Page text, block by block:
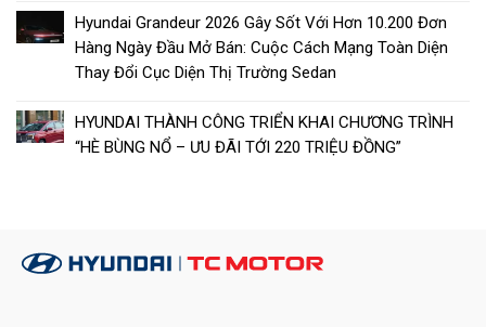
Hyundai Grandeur 2026 Gây Sốt Với Hơn 10.200 Đơn
Hàng Ngày Đầu Mở Bán: Cuộc Cách Mạng Toàn Diện
Thay Đổi Cục Diện Thị Trường Sedan
HYUNDAI THÀNH CÔNG TRIỂN KHAI CHƯƠNG TRÌNH
“HÈ BÙNG NỔ – ƯU ĐÃI TỚI 220 TRIỆU ĐỒNG”